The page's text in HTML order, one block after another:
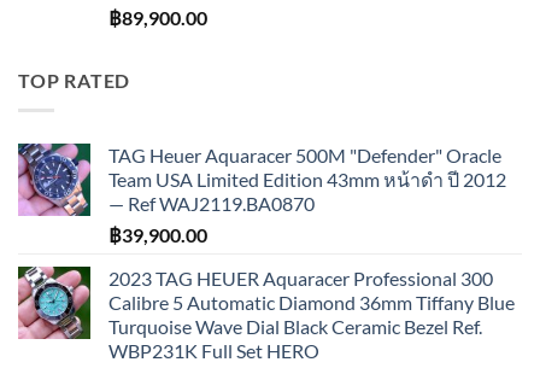
฿89,900.00
TOP RATED
TAG Heuer Aquaracer 500M "Defender" Oracle
Team USA Limited Edition 43mm หน้าดำ ปี 2012
— Ref WAJ2119.BA0870
฿39,900.00
2023 TAG HEUER Aquaracer Professional 300
Calibre 5 Automatic Diamond 36mm Tiffany Blue
Turquoise Wave Dial Black Ceramic Bezel Ref.
WBP231K Full Set HERO